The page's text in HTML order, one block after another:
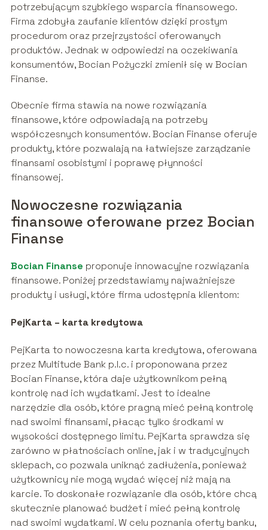
potrzebującym szybkiego wsparcia finansowego.
Firma zdobyła zaufanie klientów dzięki prostym
procedurom oraz przejrzystości oferowanych
produktów. Jednak w odpowiedzi na oczekiwania
konsumentów, Bocian Pożyczki zmienił się w Bocian
Finanse.
Obecnie firma stawia na nowe rozwiązania
finansowe, które odpowiadają na potrzeby
współczesnych konsumentów. Bocian Finanse oferuje
produkty, które pozwalają na łatwiejsze zarządzanie
finansami osobistymi i poprawę płynności
finansowej.
Nowoczesne rozwiązania
finansowe oferowane przez Bocian
Finanse
Bocian Finanse proponuje innowacyjne rozwiązania
finansowe. Poniżej przedstawiamy najważniejsze
produkty i usługi, które firma udostępnia klientom:
PejKarta – karta kredytowa
PejKarta to nowoczesna karta kredytowa, oferowana
przez Multitude Bank p.l.c. i proponowana przez
Bocian Finanse, która daje użytkownikom pełną
kontrolę nad ich wydatkami. Jest to idealne
narzędzie dla osób, które pragną mieć pełną kontrolę
nad swoimi finansami, płacąc tylko środkami w
wysokości dostępnego limitu. PejKarta sprawdza się
zarówno w płatnościach online, jak i w tradycyjnych
sklepach, co pozwala uniknąć zadłużenia, ponieważ
użytkownicy nie mogą wydać więcej niż mają na
karcie. To doskonałe rozwiązanie dla osób, które chcą
skutecznie planować budżet i mieć pełną kontrolę
nad swoimi wydatkami. W celu poznania oferty banku,